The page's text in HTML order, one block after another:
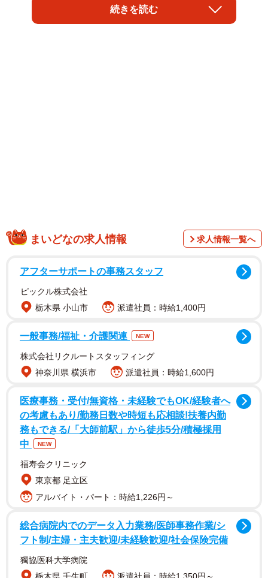
仕事でロンドンを訪れる機会があったので、そのブームの
一端に触れてきた。
れるロンドン北東部のショーディッチ、スピタルフィール
るとか。リバプール・ストリート駅から徒歩20分ほどのと
ころに2021年4月にオープンしたばかりの「VDS
LONDON」だ。VDSはVinyl Delivery Serviceの頭文字。店
いるが、ワイン専門店とレコード店が一体化した業態らし
い。
続きを読む
まいどなの求人情報 求人情報一覧へ
アフターサポートの事務スタッフ
ピックル株式会社
栃木県 小山市
派遣社員：時給1,400円
一般事務/福祉・介護関連 NEW
株式会社リクルートスタッフィング
神奈川県 横浜市
派遣社員：時給1,600円
医療事務・受付/無資格・未経験でもOK/経験者へ
の考慮もあり/勤務日数や時短も応相談!扶養内勤
務もできる/「大師前駅」から徒歩5分/積極採用
中
NEW
福寿会クリニック
東京都 足立区
アルバイト・パート：時給1,226円～
総合病院内でのデータ入力業務/医師事務作業/シ
フト制/主婦・主夫歓迎/未経験歓迎/社会保険完備
獨協医科大学病院